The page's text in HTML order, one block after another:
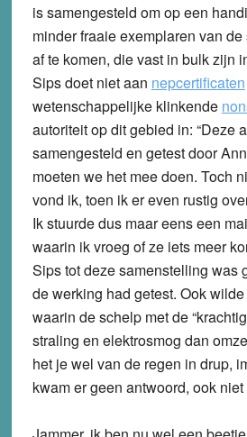
is samengesteld om op een
minder fraaie exemplaren van
af te komen, die vast in bulk zijn
Sips doet niet aan nepcertificaten
wetenschappelijke klinkende
autoriteit op dit gebied in: “Deze
samengesteld en getest door
moeten we het mee doen. Toch
vond ik, toen ik er even rustig
Ik stuurde dus maar eens een
waarin ik vroeg of ze iets meer
Sips tot deze samenstelling was
de werking had getest. Ook
waarin de schelp met de
straling en elektrosmog dan
het je wel van de regen in drup,
kwam er geen antwoord, ook